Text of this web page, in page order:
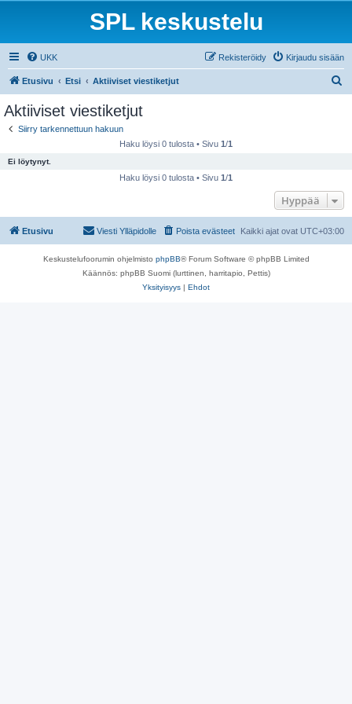
SPL keskustelu
UKK Kirjaudu sisään
Rekisteröidy
Etusivu Etsi Aktiiviset viestiketjut
Aktiiviset viestiketjut
Siirry tarkennettuun hakuun
Haku löysi 0 tulosta • Sivu 1/1
Ei löytynyt.
Haku löysi 0 tulosta • Sivu 1/1
Hyppää
Etusivu Kaikki ajat ovat UTC+03:00
Poista evästeet
Viesti Ylläpidolle
Keskustelufoorumin ohjelmisto phpBB® Forum Software © phpBB Limited
Käännös: phpBB Suomi (lurttinen, harritapio, Pettis)
Yksityisyys | Ehdot